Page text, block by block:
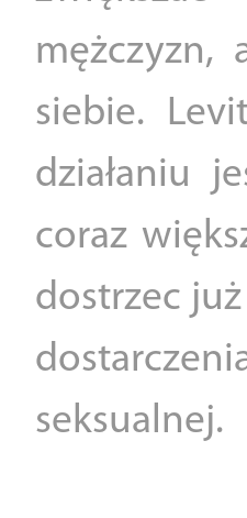
mężczyzn,
siebie.
działaniu
coraz
dostrzec
seksualnej.